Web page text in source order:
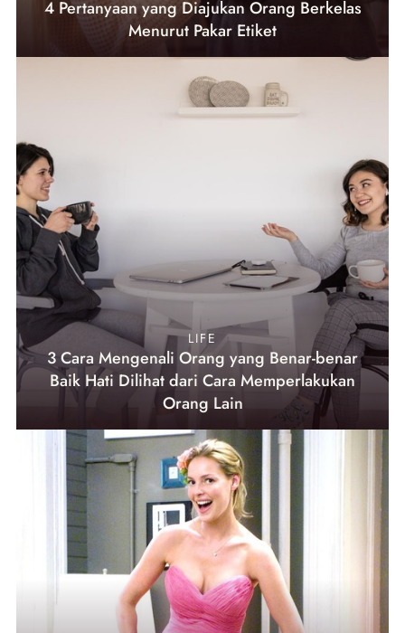
4 Pertanyaan yang Diajukan Orang Berkelas
Menurut Pakar Etiket
LIFE
3 Cara Mengenali Orang yang Benar-benar
Baik Hati Dilihat dari Cara Memperlakukan
Orang Lain